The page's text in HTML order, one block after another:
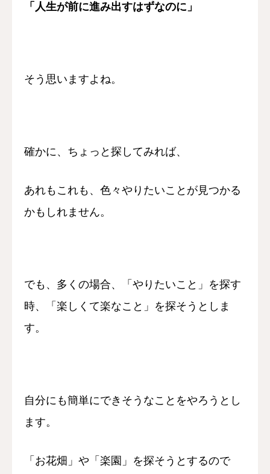
「人生が前に進み出すはずなのに」
そう思いますよね。
確かに、ちょっと探してみれば、
あれもこれも、 色々やりたいことが見つかる
かもしれません。
でも、多くの場合、
「やりたいこと」を探す
時、
「楽しくて楽なこと」を探そうとしま
す。
自分にも簡単にできそうなことをやろうとし
ます。
「お花畑」や「楽園」を探そうとするので